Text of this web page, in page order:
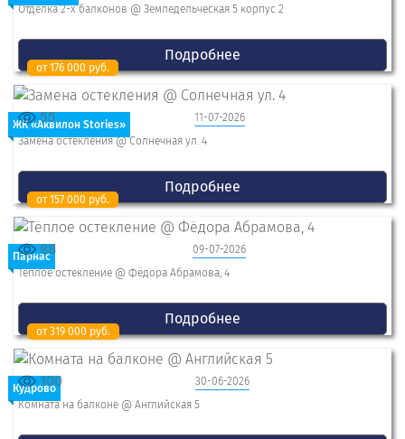
Отделка 2-x балконов @ Земледельческая 5 корпус 2
Подробнее
ЖК «Аквилон Stories»
от 176 000 руб.
11-07-2026
55
Замена остекления @ Солнечная ул. 4
Подробнее
Парнас
от 157 000 руб.
09-07-2026
88
Тёплое остекление @ Фёдора Абрамова, 4
Подробнее
Кудрово
от 319 000 руб.
30-06-2026
100
Комната на балконе @ Английская 5